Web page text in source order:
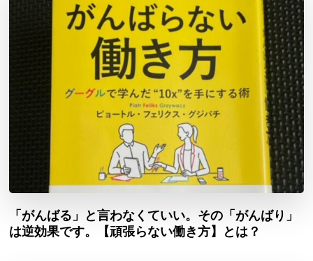
「がんばる」と言わなくていい。その「がんばり」
は逆効果です。【頑張らない働き方】とは？